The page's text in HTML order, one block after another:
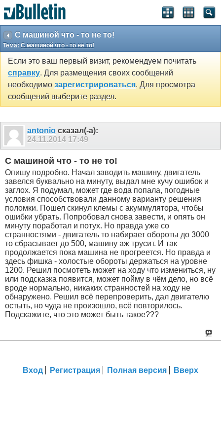
С машиной что - то не то!
Тема: С машиной что - то не то!
Если это ваш первый визит, рекомендуем почитать
справку. Для размещения своих сообщений
необходимо зарегистрироваться. Для просмотра
сообщений выберите раздел.
antonio сказал(-а):
24.11.2014 17:49
С машиной что - то не то!
Опишу подробно. Начал заводить машину, двигатель
завелся буквально на минуту, выдал мне кучу ошибок и
заглох. Я подумал, может где вода попала, погодные
условия способствовали данному варианту решения
поломки. Пошел скинул клемы с акуммулятора, чтобы
ошибки убрать. Попробовал снова завести, и опять он
минуту поработал и потух. Но правда уже со
странностями - двигатель то набирает обороты до 3000
то сбрасывает до 500, машину аж трусит. И так
продолжается пока машина не прогреется. Но правда и
здесь фишка - холостые обороты держаться на уровне
1200. Решил посмотеть может на ходу что измениться, ну
или подсказка появится, может пойму в чём дело, но всё
вроде нормально, никаких странностей на ходу не
обнаружено. Решил всё перепроверить, дал двигателю
остыть, но чуда не произошло, всё повторилось.
Подскажите, что это может быть такое???
Вход Регистрация Полная версия Вверх
SEO by vBSEO ©2011, Crawlability, Inc.